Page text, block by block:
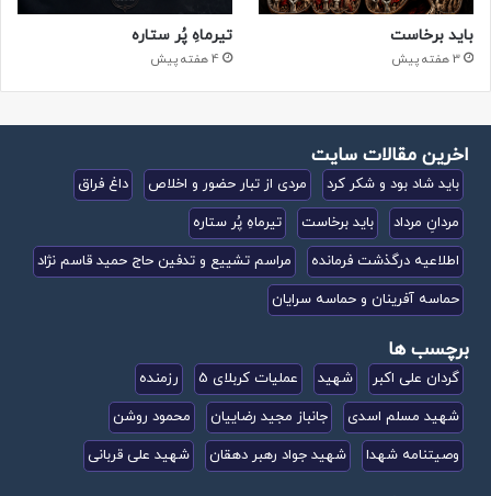
باید برخاست
3 هفته پیش
تیرماهِ پُر ستاره
4 هفته پیش
اخرین مقالات سایت
باید شاد بود و شکر کرد مردی از تبار حضور و اخلاص
داغ فراق
مردانِ مرداد
باید برخاست
تیرماهِ پُر ستاره
اطلاعیه درگذشت فرمانده
مراسم تشییع و تدفین حاج حمید قاسم نژاد
حماسه آفرینان و حماسه سرایان
برچسب ها
گردان علی اکبر شهید عملیات کربلای 5
رزمنده
شهید مسلم اسدی
جانباز مجید رضاییان
محمود روشن
وصیتنامه شهدا
شهید جواد رهبر دهقان شهید علی قربانی